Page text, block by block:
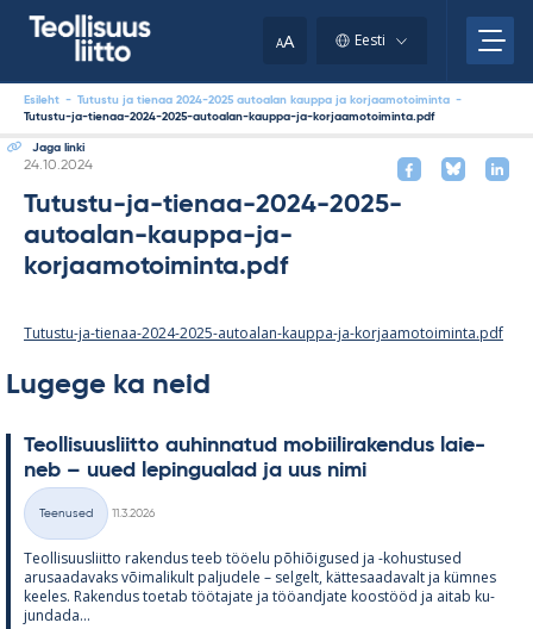
AA Eesti
Esileht - Tutustu ja tienaa 2024-2025 autoalan kauppa ja korjaamotoiminta -
Tutustu-ja-tienaa-2024-2025-autoalan-kauppa-ja-korjaamotoiminta.pdf
Jaga linki
Kirjoitettu
24.10.2024
Tutustu-ja-tienaa-2024-2025-
autoalan-kauppa-ja-
korjaamotoiminta.pdf
Tutustu-ja-tienaa-2024-2025-autoalan-kauppa-ja-korjaamotoiminta.pdf
Lugege ka neid
Teol­li­suus­liitto au­hin­na­tud mo­bii­li­ra­ken­dus lai­e­
neb – uued le­pin­gua­lad ja uus nimi
Kategooriad
Teenused
11.3.2026
Teol­li­suus­liitto ra­ken­dus teeb töö­elu põ­hiõi­gused ja -ko­hus­tused
arusaa­da­vaks või­ma­li­kult pal­ju­dele – sel­gelt, kät­te­saa­da­valt ja küm­nes
kee­les. Ra­ken­dus toe­tab töö­ta­jate ja töö­and­jate koos­tööd ja ai­tab ku­
jun­dada...